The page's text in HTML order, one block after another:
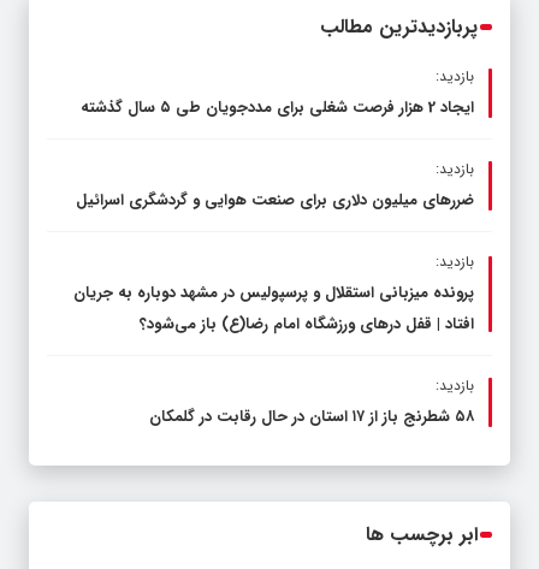
پربازدیدترین مطالب
بازدید:
ایجاد 2 هزار فرصت شغلی برای مددجویان طی ۵ سال گذشته
بازدید:
ضررهای میلیون دلاری برای صنعت هوایی و گردشگری اسرائیل
بازدید:
پرونده میزبانی استقلال و پرسپولیس در مشهد دوباره به جریان
افتاد | قفل در‌های ورزشگاه امام رضا(ع) باز می‌شود؟
بازدید:
۵۸ شطرنج‌ باز از ۱۷ استان در حال رقابت در گلمکان
ابر برچسب ها